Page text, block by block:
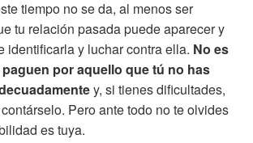
tiempo no se da, al menos ser
tu relación pasada puede aparecer y
identificarla y luchar contra ella. No es
por aquello que tú no has
y, si tienes dificultades,
Pero ante todo no te olvides
es tuya.